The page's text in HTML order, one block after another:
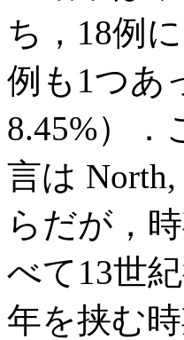
ち，18例
例も1つあ
8.45%）
言は North,
らだが，
べて13世
年を挟む